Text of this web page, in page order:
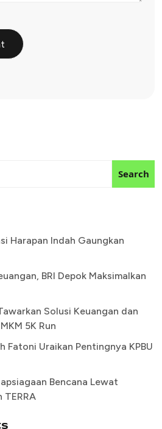
Search
Harapan Indah Gaungkan
BRI Depok Maksimalkan
Solusi Keuangan dan
5K Run
Fatoni Uraikan Pentingnya KPBU
Bencana Lewat
TERRA